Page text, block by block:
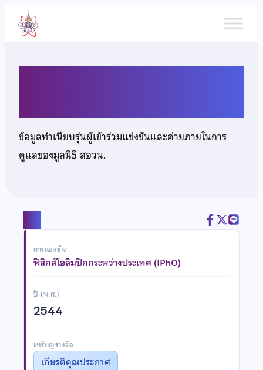
เนื้อหา
ข้อมูลทำเนียบรุ่นผู้เข้าร่วมแข่งขันและค่ายภายในการ
ดูแลของมูลนิธิ สอวน.
การแข่งขัน
ฟิสิกส์โอลิมปิกกระหว่างประเทศ (IPhO)
ปี (พ.ศ.)
2544
เหรียญรางวัล
เกียรติคุณประกาศ